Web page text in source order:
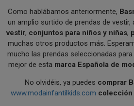
Como hablábamos anteriormente,
un amplio surtido de prendas de vestir,
vestir, conjuntos para niños y niñas,
muchas otros productos más.
mucho las prendas seleccionadas
mejor de esta marca Española de
No olvidéis, ya puedes comprar
www.modainfantilkids.com colección